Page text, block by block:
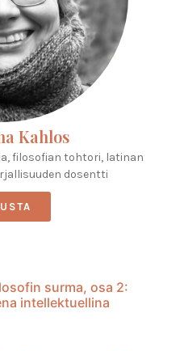
Kahlos
filosofian tohtori, latinan
dosentti
surma, osa 2:
intellektuellina